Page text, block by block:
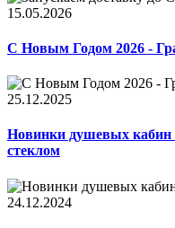
15.05.2026
С Новым Годом 2026 -
25.12.2025
Новинки душевых кабин
стеклом
24.12.2024